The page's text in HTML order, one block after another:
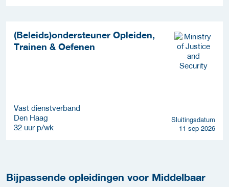
(Beleids)ondersteuner Opleiden,
Trainen & Oefenen
Vast dienstverband
Den Haag
32 uur p/wk
Sluitingsdatum
11 sep 2026
Bijpassende opleidingen voor Middelbaar